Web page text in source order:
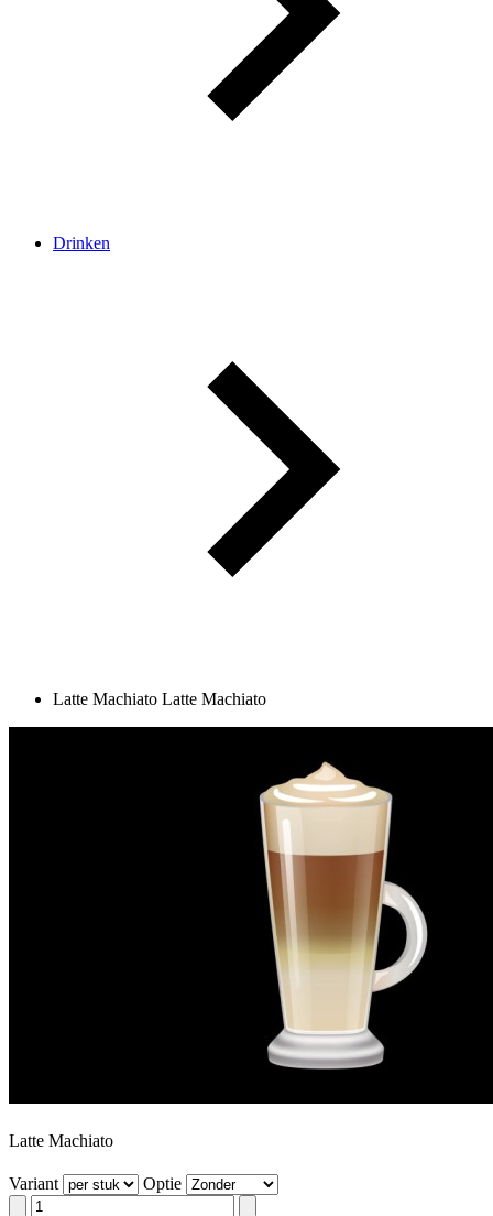
Drinken
Latte Machiato Latte Machiato
Latte Machiato
Variant Optie